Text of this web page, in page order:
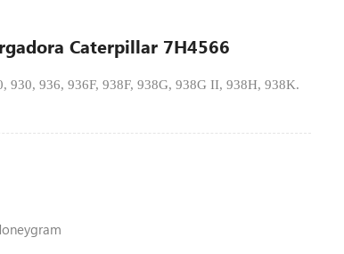
Caterpillar 7H4566
930, 936, 936F, 938F, 938G, 938G II, 938H, 938K.